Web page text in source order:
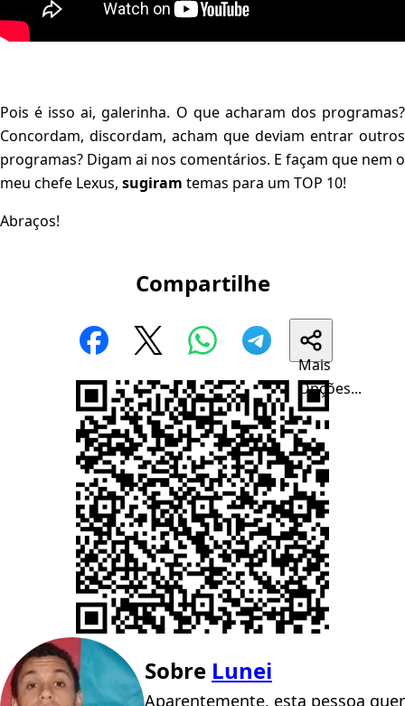
Pois é isso ai, galerinha. O que acharam dos programas?
Concordam, discordam, acham que deviam entrar outros
programas? Digam ai nos comentários. E façam que nem o
meu chefe Lexus, sugiram temas para um TOP 10!
Abraços!
Compartilhe
Mais
Opções...
Sobre Lunei
Aparentemente, esta pessoa quer